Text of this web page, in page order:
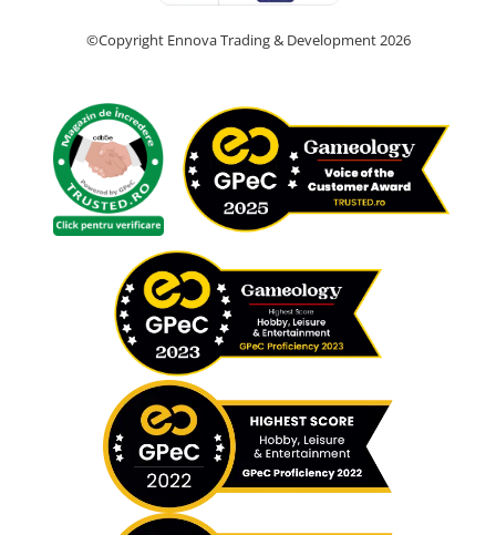
©Copyright Ennova Trading & Development 2026